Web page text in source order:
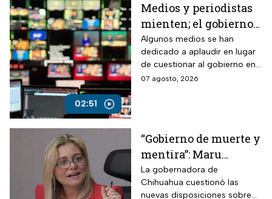
02:51
Medios y periodistas
mienten; el gobierno
controla la narrativa a
través de paleros
Algunos medios se han
dedicado a aplaudir en lugar
de cuestionar al gobierno en
medio de los nuevos
07 agosto, 2026
“Gobierno de muerte y
mentira”: Maru
Campos arremete
contra Morena por
La gobernadora de
Chihuahua cuestionó las
nuevas disposiciones sobre